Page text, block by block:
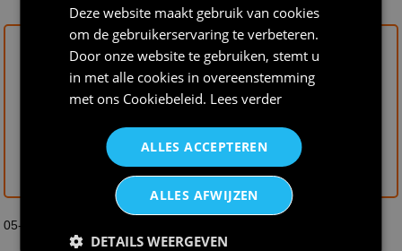
Het eerst bestelde indianenpak bleek te klein. Ik heb meteen
een maat groter besteld en de andere retourgestuurd. Het
teveel betaalde geld was binnen enkele dagen weer op onze
Ik moest alleen 6,75 euro verzendkosten betalen, terwijl BB
5,50 rekent. Deze ruilactie heeft me dus 1,25 euro extra
gekost. Maar ja, onze zoon was superblij en daar gaat t om!
05-07-2010 - Miranda
Deze website maakt gebruik van cookies
om de gebruikerservaring te verbeteren.
Door onze website te gebruiken, stemt u
in met alle cookies in overeenstemming
met ons Cookiebeleid. Lees verder
ALLES ACCEPTEREN
ALLES AFWIJZEN
DETAILS WEERGEVEN